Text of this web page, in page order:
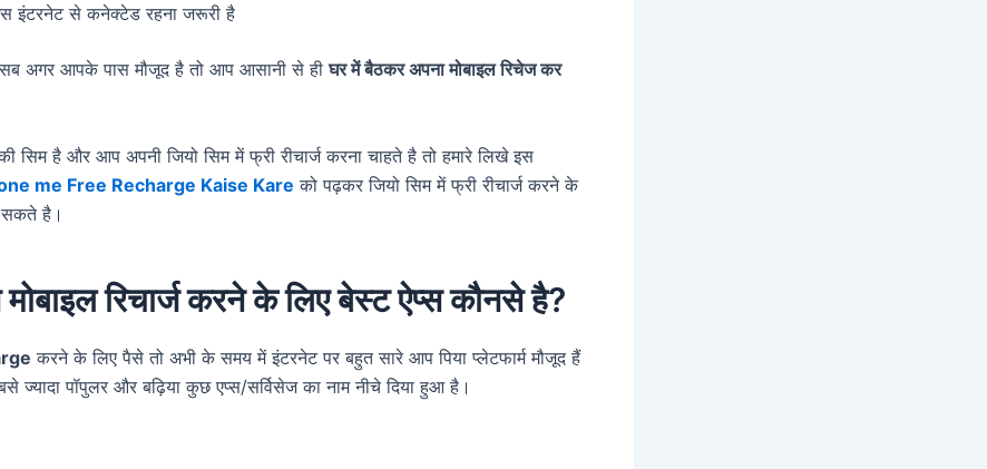
इंटरनेट से कनेक्टेड रहना जरूरी है
अगर आपके पास मौजूद है तो आप आसानी से हीघर में बैठकर अपना मोबाइल रिचेज कर
सिम है और आप अपनी जियो सिम में फ्री रीचार्ज करना चाहते है तो हमारे लिखे इस
me Free Recharge Kaise Kare को पढ़कर जियो सिम में फ्री रीचार्ज करने के
है।
रिचार्ज करने के लिए बेस्ट ऐप्स कौनसे है?
करने के लिए पैसे तो अभी के समय में इंटरनेट पर बहुत सारे आप पिया प्लेटफार्म मौजूद हैं
ज्यादा पॉपुलर और बढ़िया कुछ एप्स/सर्विसेज का नाम नीचे दिया हुआ है।